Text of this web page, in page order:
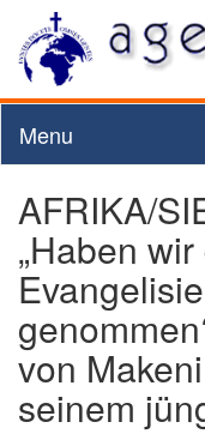
Menu
AFRIKA/
„Haben
von
seinem